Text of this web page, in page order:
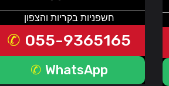
חשפניות בקריות והצפון
055-9365165
WhatsApp